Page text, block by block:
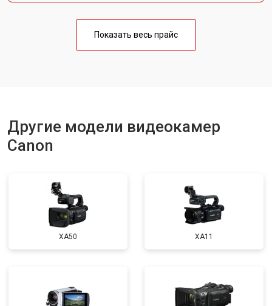
Показать весь прайс
Другие модели видеокамер
Canon
XA50 XA11